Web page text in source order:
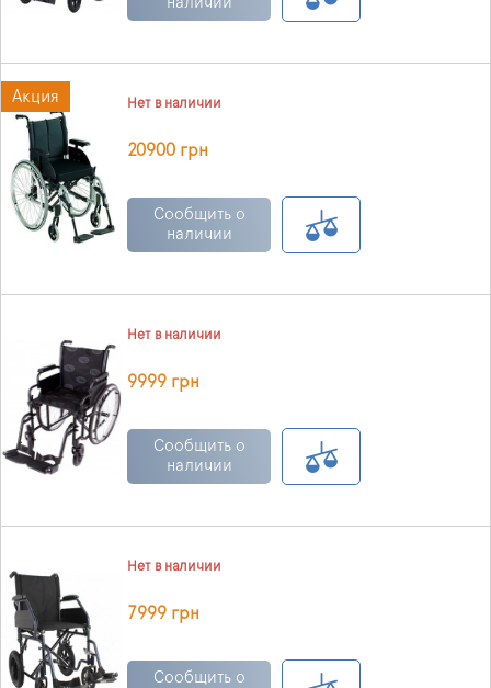
Акция Нет в наличии
20900 грн
Сообщить о
наличии
Нет в наличии
9999 грн
Сообщить о
наличии
Нет в наличии
7999 грн
Сообщить о